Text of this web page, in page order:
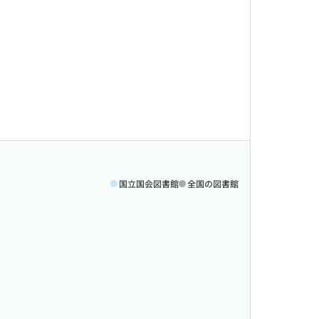
国立国会図書館 全国の図書館